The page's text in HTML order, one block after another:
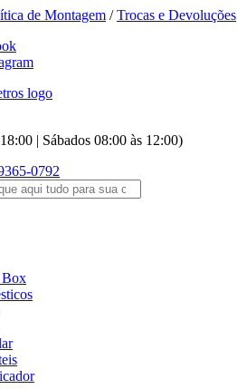
de Montagem /Trocas e Devoluções
| Sábados 08:00 às 12:00)
0792
Box